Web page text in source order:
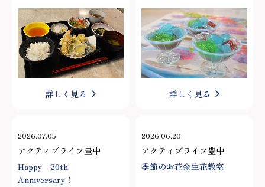
詳しく見る 詳しく見る
2026.07.05
アクティブライフ豊中
Happy 20th
Anniversary！
2026.06.20
アクティブライフ豊中
季節のお花🌼生花教室